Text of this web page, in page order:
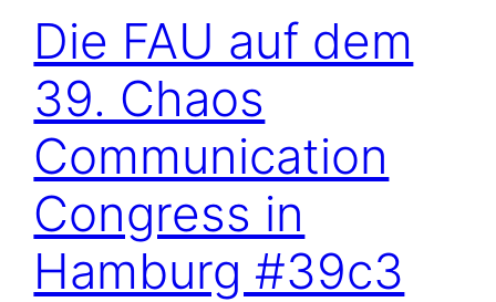
Die FAU auf dem
39. Chaos
Communication
Congress in
Hamburg #39c3